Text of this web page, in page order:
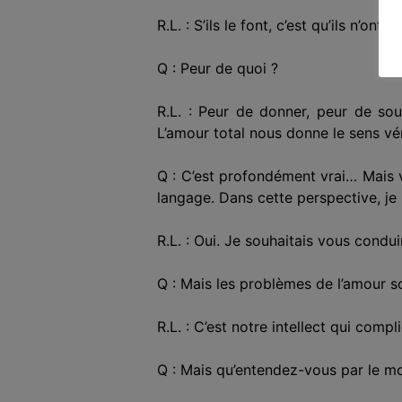
R.L. : S’ils le font, c’est qu’ils
Q : Peur de quoi ?
R.L. : Peur de donner, peur de
L’amour total nous donne le sens
Q : C’est profondément vrai… Mais
langage. Dans cette perspective,
R.L. : Oui. Je souhaitais vous
Q : Mais les problèmes de l’amour
R.L. : C’est notre intellect qui
Q : Mais qu’entendez-vous par le